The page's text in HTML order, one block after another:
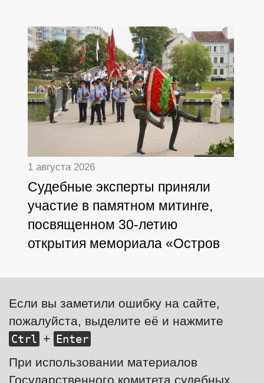
1 августа 2026
Судебные эксперты приняли
участие в памятном митинге,
посвященном 30-летию
открытия мемориала «Остров
Если вы заметили ошибку на сайте,
пожалуйста, выделите её и нажмите
Ctrl + Enter
При использовании материалов
Государственного комитета судебных